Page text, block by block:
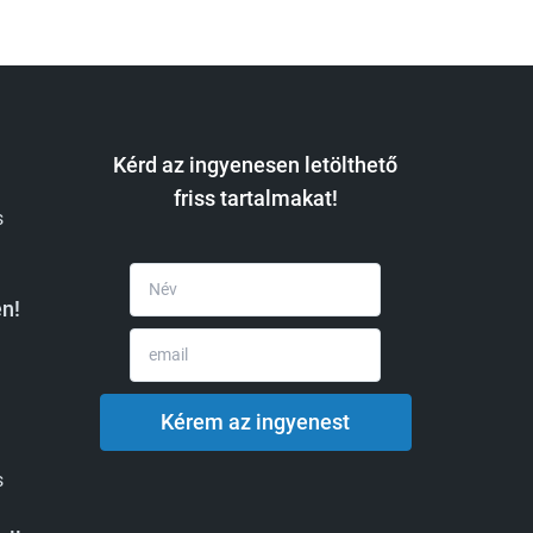
Kérd az ingyenesen letölthető
friss tartalmakat!